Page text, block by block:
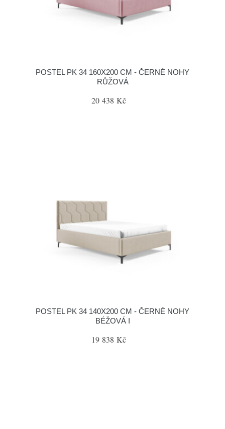
POSTEL PK 34 160X200 CM - ČERNÉ NOHY
RŮŽOVÁ
20 438 Kč
POSTEL PK 34 140X200 CM - ČERNÉ NOHY
BÉŽOVÁ I
19 838 Kč